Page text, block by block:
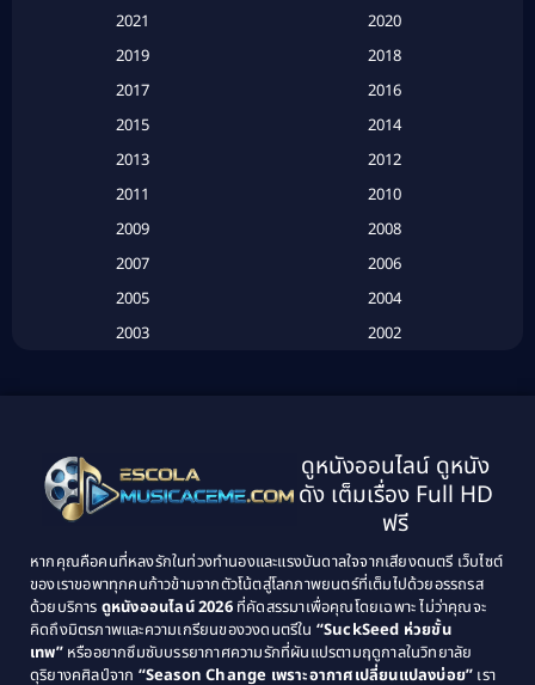
Based on a True Story สร้างจากเรื่องจริง(2)
Based on a True Story เรื่องจริง (20)
(134)
Classic หนังคลาสสิก(21)
Classic หนังคลาสสิก(25)
Comedy ตลก(46)
Comedy ตลก(515)
2021
2020
2019
2018
2017
2016
2015
2014
2013
2012
2011
2010
2009
2008
2007
2006
2005
2004
2003
2002
1995
1994
1993
1992
1989
1988
1987
1986
1985
1984
1983
1982
ดูหนังออนไลน์ ดูหนัง
ดัง เต็มเรื่อง Full HD
ฟรี
หากคุณคือคนที่หลงรักในท่วงทำนองและแรงบันดาลใจจากเสียงดนตรี เว็บไซต์
ของเราขอพาทุกคนก้าวข้ามจากตัวโน้ตสู่โลกภาพยนตร์ที่เต็มไปด้วยอรรถรส
ด้วยบริการ ดูหนังออนไลน์ 2026ที่คัดสรรมาเพื่อคุณโดยเฉพาะ ไม่ว่าคุณจะ
คิดถึงมิตรภาพและความเกรียนของวงดนตรีใน “SuckSeed ห่วยขั้น
เทพ”หรืออยากซึมซับบรรยากาศความรักที่ผันแปรตามฤดูกาลในวิทยาลัย
ดุริยางคศิลป์จาก “Season Change เพราะอากาศเปลี่ยนแปลงบ่อย” เรา